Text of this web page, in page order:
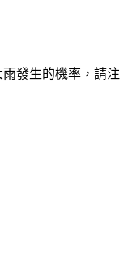
發生的機率，請注